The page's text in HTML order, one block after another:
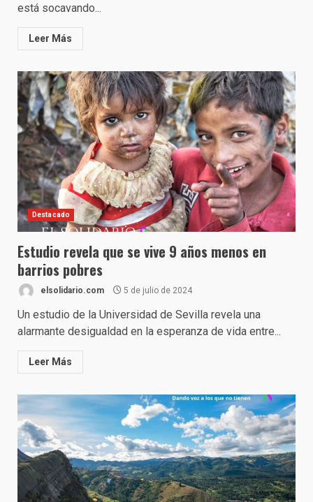
está socavando...
Leer Más
Destacado
Estudio revela que se vive 9 años menos en
barrios pobres
elsolidario.com 5 de julio de 2024
Un estudio de la Universidad de Sevilla revela una
alarmante desigualdad en la esperanza de vida entre...
Leer Más